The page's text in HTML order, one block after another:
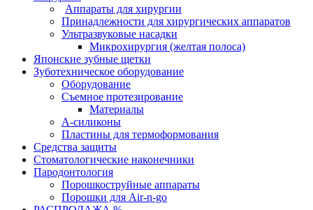
Аппараты для хирургии
Принадлежности для хирургических аппаратов
Ультразвуковые насадки
Микрохирургия (желтая полоса)
Японские зубные щетки
Зуботехническое оборудование
Оборудование
Съемное протезирование
Материалы
А-силиконы
Пластины для термоформования
Средства защиты
Стоматологические наконечники
Пародонтология
Порошкоструйные аппараты
Порошки для Air-n-go